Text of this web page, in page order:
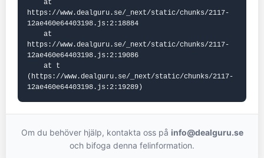
https://www.dealguru.se/_next/static/chunks/2117-
12ae460e64403198.js:2:18884
https://www.dealguru.se/_next/static/chunks/2117-
12ae460e64403198.js:2:19086
(https://www.dealguru.se/_next/static/chunks/2117-
12ae460e64403198.js:2:19289)
Om du behöver hjälp, kontakta oss på info@dealguru.se
och bifoga denna felinformation.